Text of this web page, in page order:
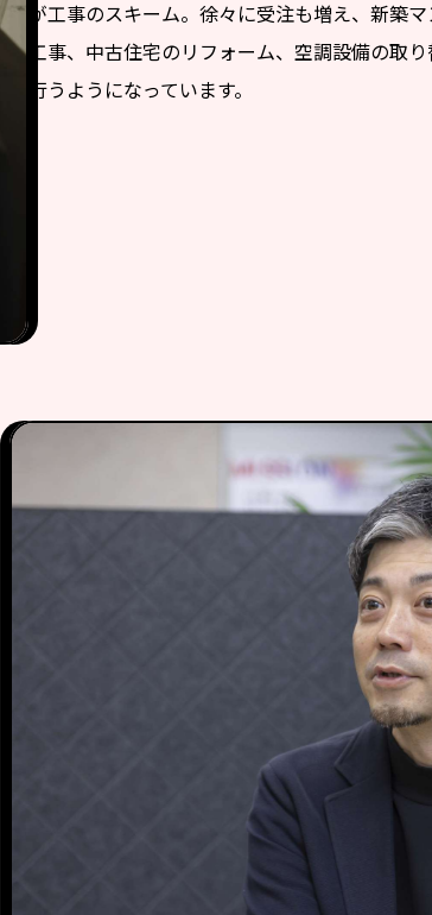
が工事のスキーム。徐々に受注も増え、新築
工事、中古住宅のリフォーム、空調設備の取
行うようになっています。